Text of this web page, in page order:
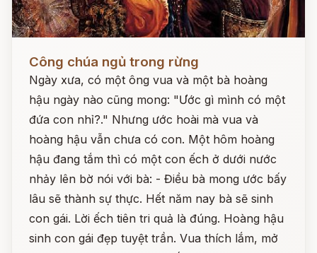
Công chúa ngủ trong rừng
Ngày xưa, có một ông vua và một bà hoàng
hậu ngày nào cũng mong: "Ước gì mình có một
đứa con nhỉ?." Nhưng ước hoài mà vua và
hoàng hậu vẫn chưa có con. Một hôm hoàng
hậu đang tắm thì có một con ếch ở dưới nước
nhảy lên bờ nói với bà: - Điều bà mong ước bấy
lâu sẽ thành sự thực. Hết năm nay bà sẽ sinh
con gái. Lời ếch tiên tri quả là đúng. Hoàng hậu
sinh con gái đẹp tuyệt trần. Vua thích lắm, mở